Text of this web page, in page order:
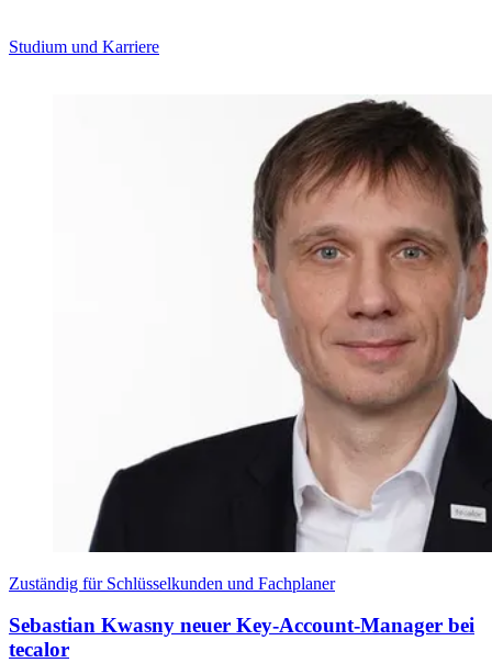
Studium und Karriere
Zuständig für Schlüsselkunden und Fachplaner
Sebastian Kwasny neuer Key-Account-Manager bei
tecalor